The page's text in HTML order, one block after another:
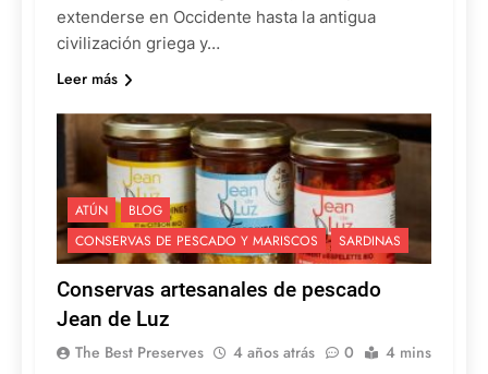
extenderse en Occidente hasta la antigua
civilización griega y…
Leer más
ATÚN
BLOG
CONSERVAS DE PESCADO Y MARISCOS
SARDINAS
Conservas artesanales de pescado
Jean de Luz
The Best Preserves 4 años atrás 0 4 mins